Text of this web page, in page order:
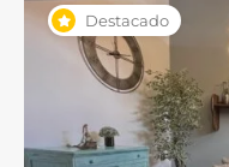
Destacado